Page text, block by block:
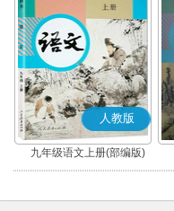
人教版
九年级语文上册(部编版)